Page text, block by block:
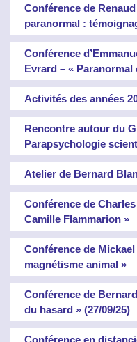
Conférence de
paranormal :
Conférence
Evrard – «
Activités des années
Rencontre autour du
Parapsychologie
Atelier de Bernard
Conférence de
Camille Flammarion »
Conférence de
magnétisme animal »
Conférence de
du hasard » (27/09/25)
Conférence en